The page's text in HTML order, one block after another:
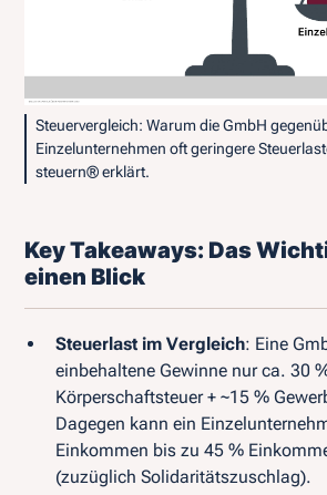
Steuervergleich: Warum die GmbH
Einzelunternehmen oft geringere
steuern® erklärt.
Key Takeaways: Das
einen Blick
Steuerlast im Vergleich: Eine
einbehaltene Gewinne nur ca. 30
Körperschaftsteuer + ~15 %
Dagegen kann ein
Einkommen bis zu 45 %
(zuzüglich Solidaritätszuschlag).